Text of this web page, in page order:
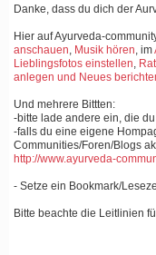
Danke, dass du dich der
Hier auf Ayurveda-
anschauen, Musik hören, im
Lieblingsfotos einstellen,
anlegen und Neues
Und mehrere Bittten:
-bitte lade andere ein, die
-falls du eine eigene
Communities/Foren/Blogs
http://www.ayurveda-
- Setze ein Bookmark/
Bitte beachte die Leitlinien